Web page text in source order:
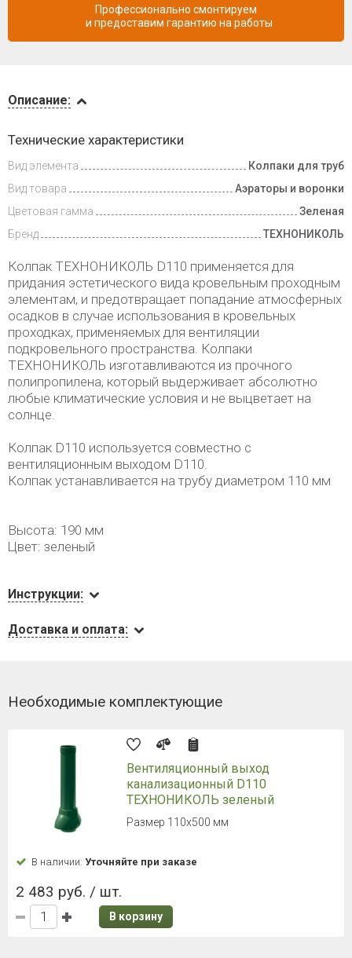
Доставка
и оплата
Описание:
Технические характеристики
Вид элемента
Колпаки для труб
Вид товара
Аэраторы и воронки
Цветовая гамма
Зеленая
Бренд
ТЕХНОНИКОЛЬ
Колпак ТЕХНОНИКОЛЬ D110 применяется для
придания эстетического вида кровельным проходным
элементам, и предотвращает попадание атмосферных
осадков в случае использования в кровельных
проходках, применяемых для вентиляции
подкровельного пространства. Колпаки
ТЕХНОНИКОЛЬ изготавливаются из прочного
полипропилена, который выдерживает абсолютно
любые климатические условия и не выцветает на
солнце.
Колпак D110 используется совместно с
вентиляционным выходом D110.
Колпак устанавливается на трубу диаметром 110 мм
Высота: 190 мм
Цвет: зеленый
Инструкции:
Доставка и оплата:
Необходимые комплектующие
Вентиляционный выход
канализационный D110
ТЕХНОНИКОЛЬ зеленый
Размер 110х500 мм
В наличии: Уточняйте при заказе
2 483 руб. / шт.
В корзину
Профессионально смонтируем
и предоставим гарантию на работы